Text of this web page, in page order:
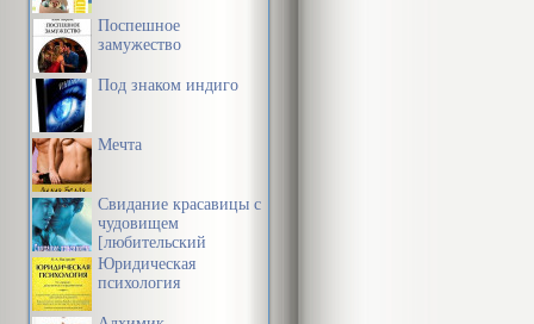
Поспешное
замужество
Под знаком индиго
Мечта
Свидание красавицы с
чудовищем
[любительский
перевод]
Юридическая
психология